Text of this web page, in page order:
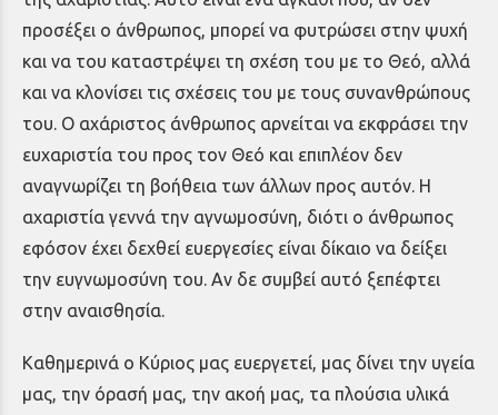
προσέξει ο άνθρωπος, μπορεί να φυτρώσει στην ψυχή
και να του καταστρέψει τη σχέση του με το Θεό, αλλά
και να κλονίσει τις σχέσεις του με τους συνανθρώπους
του. Ο αχάριστος άνθρωπος αρνείται να εκφράσει την
ευχαριστία του προς τον Θεό και επιπλέον δεν
αναγνωρίζει τη βοήθεια των άλλων προς αυτόν. Η
αχαριστία γεννά την αγνωμοσύνη, διότι ο άνθρωπος
εφόσον έχει δεχθεί ευεργεσίες είναι δίκαιο να δείξει
την ευγνωμοσύνη του. Αν δε συμβεί αυτό ξεπέφτει
στην αναισθησία.
Καθημερινά ο Κύριος μας ευεργετεί, μας δίνει την υγεία
μας, την όρασή μας, την ακοή μας, τα πλούσια υλικά